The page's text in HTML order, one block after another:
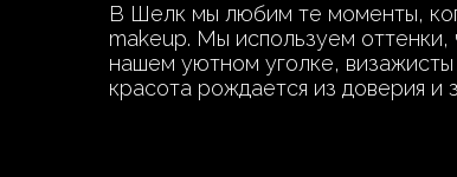
В Шелк мы любим те моменты,
makeup. Мы используем оттенки,
нашем уютном уголке,
красота рождается из доверия и